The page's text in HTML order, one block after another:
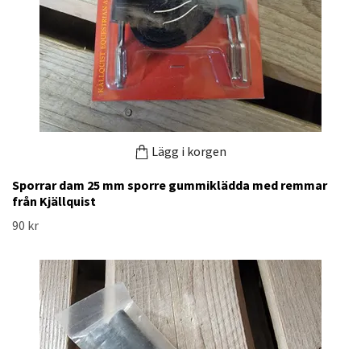
Lägg i korgen
Sporrar dam 25 mm sporre gummiklädda med remmar
från Kjällquist
90 kr